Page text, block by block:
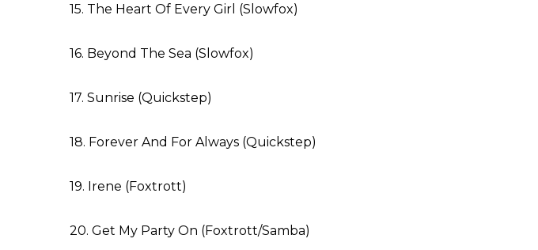
15. The Heart Of Every Girl (Slowfox)
16. Beyond The Sea (Slowfox)
17. Sunrise (Quickstep)
18. Forever And For Always (Quickstep)
19. Irene (Foxtrott)
20. Get My Party On (Foxtrott/Samba)